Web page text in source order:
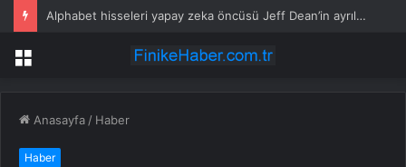
Alphabet hisseleri yapay zeka öncüsü Jeff Dean’in ayrılmasıyla %5 düştü
Menü
Anasayfa / Haber
Haber